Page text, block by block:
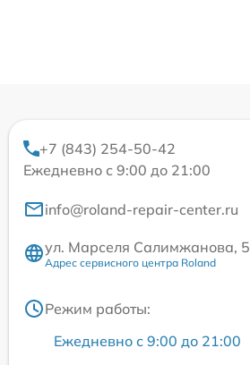
+7 (843) 254-50-42
Ежедневно с 9:00 до 21:00
info@roland-repair-center.ru
ул. Марселя Салимжанова, 5
Адрес сервисного центра Roland
Режим работы:
Ежедневно с 9:00 до 21:00